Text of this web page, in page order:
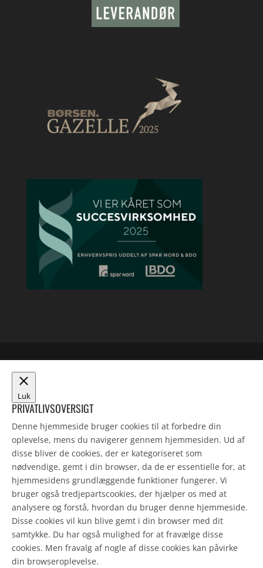
Luk
PRIVATLIVSOVERSIGT
Denne hjemmeside bruger cookies til at forbedre din
oplevelse, mens du navigerer gennem hjemmesiden. Ud af
disse bliver de cookies, der er kategoriseret som
nødvendige, gemt i din browser, da de er essentielle for, at
hjemmesidens grundlæggende funktioner fungerer. Vi
bruger også tredjepartscookies, der hjælper os med at
analysere og forstå, hvordan du bruger denne hjemmeside.
Disse cookies vil kun blive gemt i din browser med dit
samtykke. Du har også mulighed for at fravælge disse
cookies. Men fravalg af nogle af disse cookies kan påvirke
din browseroplevelse.